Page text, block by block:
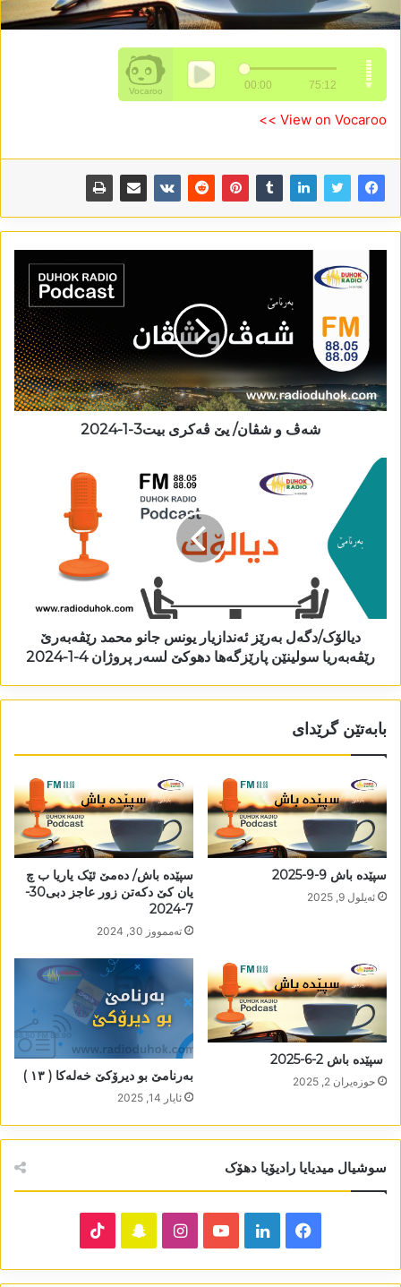
View on Vocaroo >>
شەڤ و شڤان/ یێ ڤەکری بیت3-1-2024
دیالۆک/دگەل بەرێز ئەندازیار یونس جانو محمد رێڤەبەرێ
رێڤەبەریا سولینێن پارێزگەھا دھوکێ لسەر پروژان 4-1-2024
بابەتێن گرێدای
سپێدە باش 9-9-2025
ئه‌یلول 9, 2025
سپێدە باش/ دەمێ ئێک یاریا ب چ
یان کێ دکەتن زور عاجز دبی30-
7-2024
تەممووز 30, 2024
سپێدە باش 2-6-2025
حوزه‌یران 2, 2025 بەرنامێ بو دیرۆکێ خەلەکا ( ١٣ )
ئایار 14, 2025
سوشیال میدیایا رادیۆیا دھۆک
Facebook
LinkedIn
YouTube
Instagram
Snapchat